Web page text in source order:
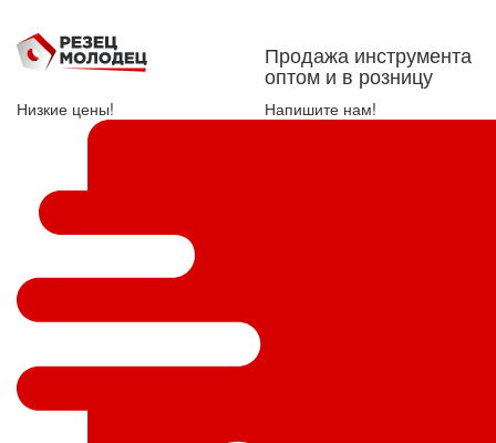
Продажа инструмента
оптом и в розницу
Низкие цены! Напишите нам!